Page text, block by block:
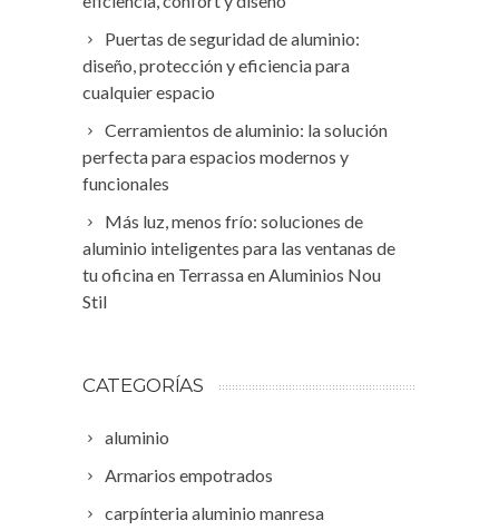
Puertas de seguridad de aluminio:
diseño, protección y eficiencia para
cualquier espacio
Cerramientos de aluminio: la solución
perfecta para espacios modernos y
funcionales
Más luz, menos frío: soluciones de
aluminio inteligentes para las ventanas de
tu oficina en Terrassa en Aluminios Nou
Stil
CATEGORÍAS
aluminio
Armarios empotrados
carpínteria aluminio manresa